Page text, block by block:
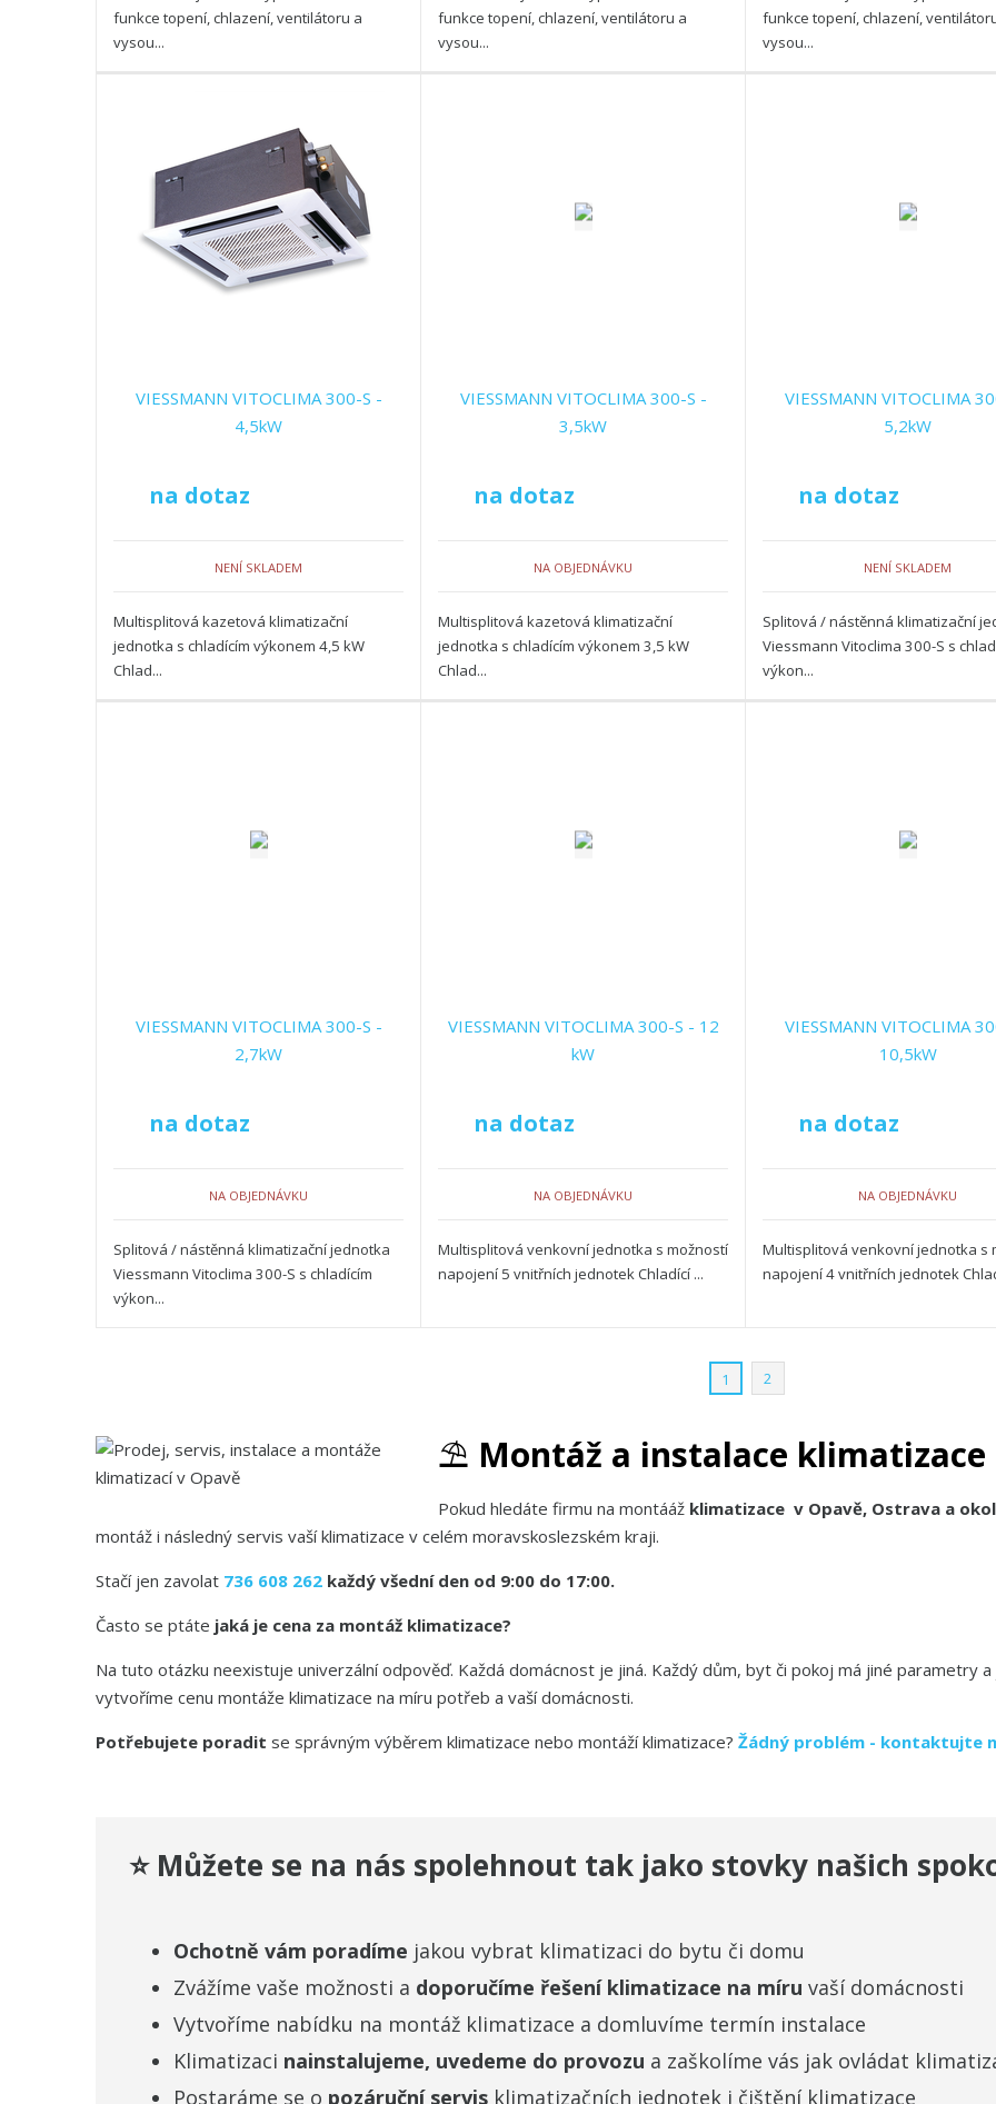
funkce topení, chlazení, ventilátoru a
vysou...
funkce topení, chlazení, ventilátoru a
vysou...
funkce topení, chlazení,
vysou...
VIESSMANN VITOCLIMA 300-S -
4,5kW
na dotaz
NENÍ SKLADEM
Multisplitová kazetová klimatizační
jednotka s chladícím výkonem 4,5 kW
Chlad...
VIESSMANN VITOCLIMA 300-S -
3,5kW
na dotaz
NA OBJEDNÁVKU
Multisplitová kazetová klimatizační
jednotka s chladícím výkonem 3,5 kW
Chlad...
VIESSMANN VITOCLIMA
5,2kW
na dotaz
NENÍ SKLADEM
Splitová / nástěnná klimatizační
Viessmann Vitoclima 300-S s
výkon...
VIESSMANN VITOCLIMA 300-S -
2,7kW
na dotaz
NA OBJEDNÁVKU
Splitová / nástěnná klimatizační jednotka
Viessmann Vitoclima 300-S s chladícím
výkon...
VIESSMANN VITOCLIMA 300-S - 12
kW
na dotaz
NA OBJEDNÁVKU
Multisplitová venkovní jednotka s možností
napojení 5 vnitřních jednotek Chladící ...
VIESSMANN VITOCLIMA
10,5kW
na dotaz
NA OBJEDNÁVKU
Multisplitová venkovní jednotka s
napojení 4 vnitřních jednotek
1 2
⛱️ Montáž a instalace klimatizace
Pokud hledáte firmu na montááž klimatizace v Opavě, Ostrava a
montáž i následný servis vaší klimatizace v celém moravskoslezském kraji.
Stačí jen zavolat 736 608 262 každý všední den od 9:00 do 17:00.
Často se ptáte jaká je cena za montáž klimatizace?
Na tuto otázku neexistuje univerzální odpověď. Každá domácnost je jiná. Každý dům, byt či pokoj má jiné parametry
vytvoříme cenu montáže klimatizace na míru potřeb a vaší domácnosti.
Potřebujete poradit se správným výběrem klimatizace nebo montáží klimatizace?Žádný problém - kontaktujte
⭐ Můžete se na nás spolehnout tak jako stovky našich
Ochotně vám poradíme jakou vybrat klimatizaci do bytu či domu
Zvážíme vaše možnosti a doporučíme řešení klimatizace na míru vaší domácnosti
Vytvoříme nabídku na montáž klimatizace a domluvíme termín instalace
Klimatizaci nainstalujeme, uvedeme do provozu a zaškolíme vás jak ovládat
Postaráme se o pozáruční servis klimatizačních jednotek i čištění klimatizace